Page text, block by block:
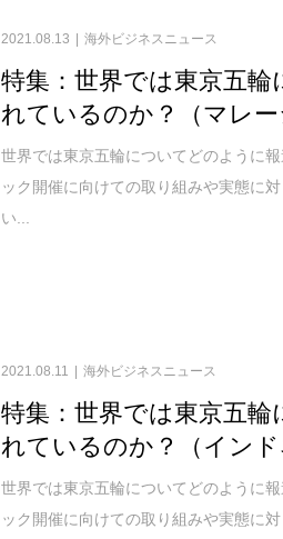
2021.08.13
海外ビジネスニュース
特集：世界では東京五
れているのか？（マレー
世界では東京五輪についてどのように
ック開催に向けての取り組みや実態に
い...
2021.08.11
海外ビジネスニュース
特集：世界では東京五
れているのか？（インド
世界では東京五輪についてどのように
ック開催に向けての取り組みや実態に